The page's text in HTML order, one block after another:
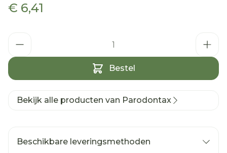
€ 6,41
Bestel
Bekijk alle producten van Parodontax
Beschikbare leveringsmethoden